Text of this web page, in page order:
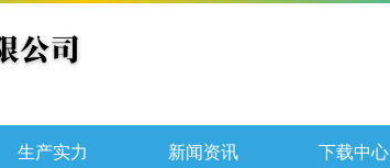
生产实力 新闻资讯 下载中心